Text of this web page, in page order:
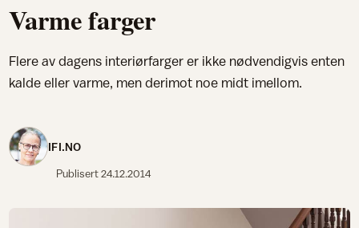
Varme farger
Flere av dagens interiørfarger er ikke nødvendigvis enten
kalde eller varme, men derimot noe midt imellom.
IFI.NO
Publisert24.12.2014